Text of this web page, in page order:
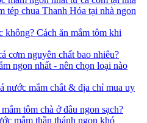
tép chua Thanh Hóa tại nhà ngon
không? Cách ăn mắm tôm khi
cơm nguyên chất bao nhiêu?
ngon nhất - nên chọn loại nào
nước mắm chắt & địa chỉ mua uy
tôm chà ở đâu ngon sạch?
mắm thần thánh ngon khó